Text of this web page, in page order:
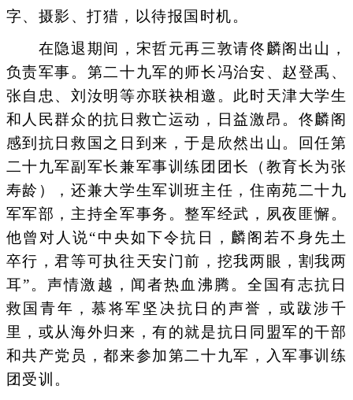
字、摄影、打猎，以待报国时机。
在隐退期间，宋哲元再三敦请佟麟阁出山，
负责军事。第二十九军的师长冯治安、赵登禹、
张自忠、刘汝明等亦联袂相邀。此时天津大学生
和人民群众的抗日救亡运动，日益激昂。佟麟阁
感到抗日救国之日到来，于是欣然出山。回任第
二十九军副军长兼军事训练团团长（教育长为张
寿龄），还兼大学生军训班主任，住南苑二十九
军军部，主持全军事务。整军经武，夙夜匪懈。
他曾对人说“中央如下令抗日，麟阁若不身先土
卒行，君等可执往天安门前，挖我两眼，割我两
耳”。声情激越，闻者热血沸腾。全国有志抗日
救国青年，慕将军坚决抗日的声誉，或跋涉千
里，或从海外归来，有的就是抗日同盟军的干部
和共产党员，都来参加第二十九军，入军事训练
团受训。